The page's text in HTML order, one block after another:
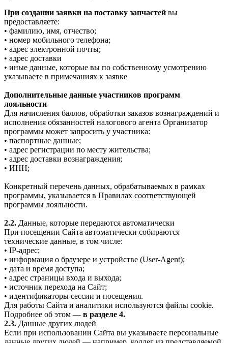
При создании заявки на поставку запчастей вы
предоставляете:
• фамилию, имя, отчество;
• номер мобильного телефона;
• адрес электронной почты;
• адрес доставки
• иные данные, которые вы по собственному усмотрению
указываете в примечаниях к заявке
Дополнительные данные участников программ
лояльности
Для начисления баллов, обработки заказов вознаграждений и
исполнения обязанностей налогового агента Организатор
программы может запросить у участника:
• паспортные данные;
• адрес регистрации по месту жительства;
• адрес доставки вознаграждения;
• ИНН;
Конкретный перечень данных, обрабатываемых в рамках
программы, указывается в Правилах соответствующей
программы лояльности.
2.2. Данные, которые передаются автоматически
При посещении Сайта автоматически собираются
технические данные, в том числе:
• IP-адрес;
• информация о браузере и устройстве (User-Agent);
• дата и время доступа;
• адрес страницы входа и выхода;
• источник перехода на Сайт;
• идентификаторы сессии и посещения.
Для работы Сайта и аналитики используются файлы cookie.
Подробнее об этом — в разделе 4.
2.3. Данные других людей
Если при использовании Сайта вы указываете персональные